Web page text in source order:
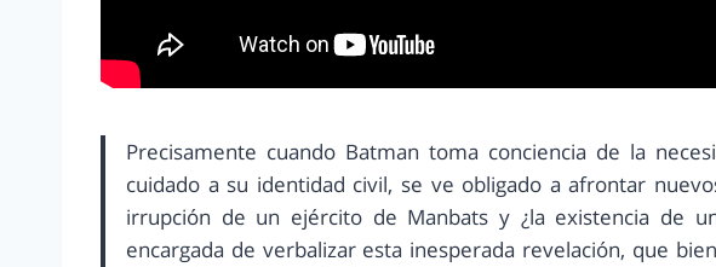
Precisamente cuando Batman toma conciencia de la
cuidado a su identidad civil, se ve obligado a afrontar
irrupción de un ejército de Manbats y ¿la existencia de
encargada de verbalizar esta inesperada revelación, que